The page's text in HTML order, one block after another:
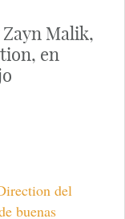
Malik,
en
del
buenas